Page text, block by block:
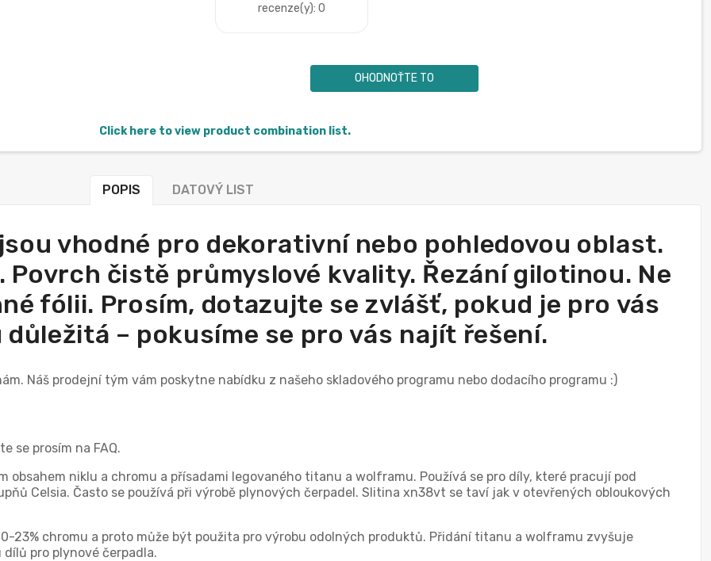
recenze(y): 0
OHODNOŤTE TO
Click here to view product combination list.
POPIS DATOVÝ LIST
vhodné pro dekorativní nebo pohledovou oblast.
čistě průmyslové kvality. Řezání gilotinou. Ne
fólii. Prosím, dotazujte se zvlášť, pokud je pro vás
– pokusíme se pro vás najít řešení.
Náš prodejní tým vám poskytne nabídku z našeho skladového programu nebo dodacího programu :)
se prosím na FAQ.
niklu a chromu a přísadami legovaného titanu a wolframu. Používá se pro díly, které pracují pod
Celsia. Často se používá při výrobě plynových čerpadel. Slitina xn38vt se taví jak v otevřených obloukových
23% chromu a proto může být použita pro výrobu odolných produktů. Přidání titanu a wolframu zvyšuje
pro plynové čerpadla.